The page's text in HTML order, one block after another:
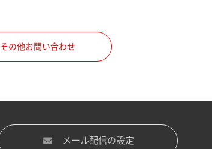
その他お問い合わせ
メール配信の設定